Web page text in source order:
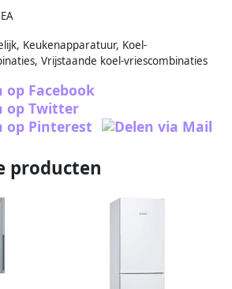
Keukenapparatuur, Koel-
Vrijstaande koel-vriescombinaties
producten